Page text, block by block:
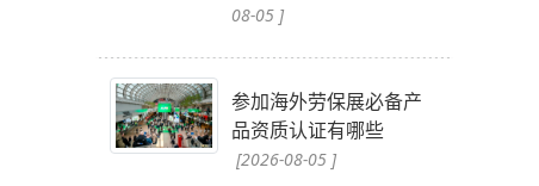
08-05 ]
参加海外劳保展必备产
品资质认证有哪些
[2026-08-05 ]